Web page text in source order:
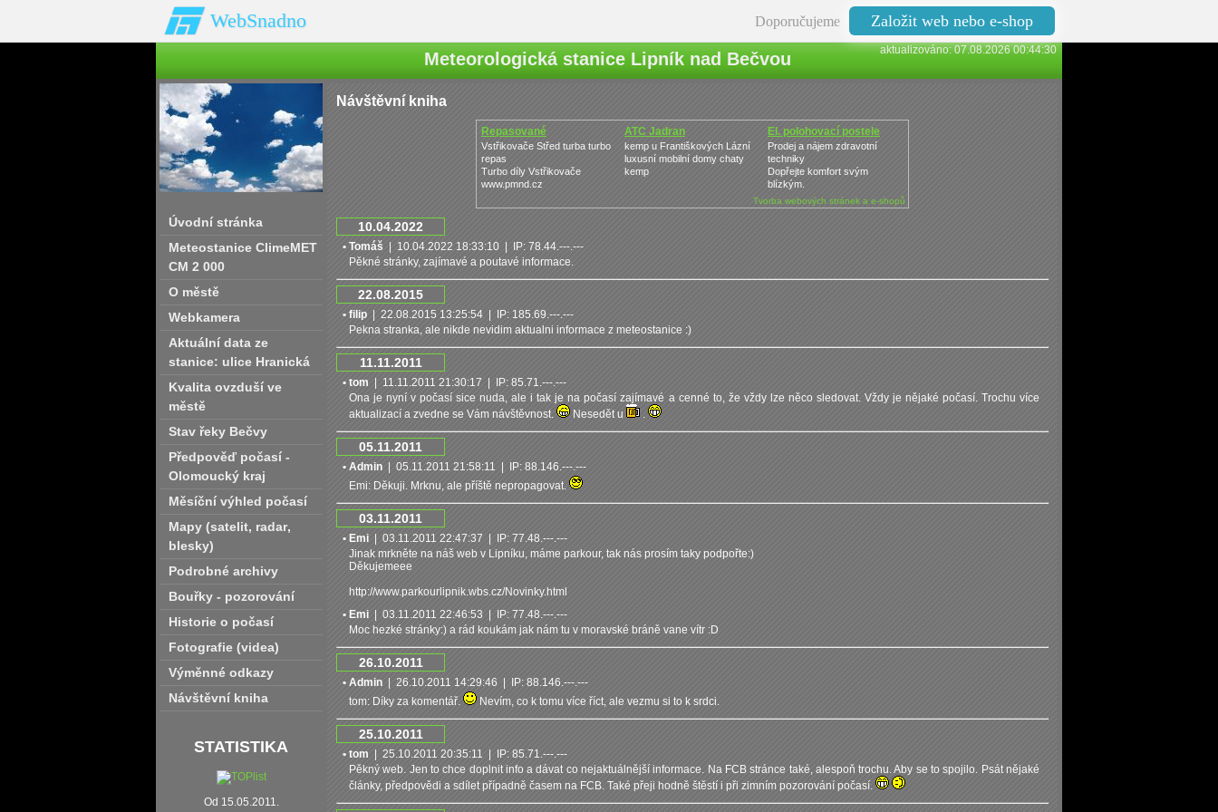
WebSnadno Doporučujeme Založit web nebo e-shop
aktualizováno: 07.08.2026 00:44:30
Meteorologická stanice Lipník nad Bečvou
Úvodní stránka
Meteostanice ClimeMET
CM 2 000
O městě
Webkamera
Aktuální data ze
stanice: ulice Hranická
Kvalita ovzduší ve
městě
Stav řeky Bečvy
Předpověď počasí -
Olomoucký kraj
Měsíční výhled počasí
Mapy (satelit‚ radar‚
blesky)
Podrobné archivy
Bouřky - pozorování
Historie o počasí
Fotografie (videa)
Výměnné odkazy
Návštěvní kniha
STATISTIKA
Od 15.05.2011.
Návštěvní kniha
Repasované
Turbodmychadlo
Vstřikovače Střed turba turbo
repas
Turbo díly Vstřikovače
www.pmnd.cz
ATC Jadran
kemp u Františkových Lázní
luxusní mobilní domy chaty
kemp
El. polohovací postele
Prodej a nájem zdravotní
techniky
Dopřejte komfort svým
blízkým.
Tvorba webových stránek a e-shopů
10.04.2022
• Tomáš | 10.04.2022 18:33:10 | IP: 78.44.---.---
Pěkné stránky, zajímavé a poutavé informace.
22.08.2015
• filip | 22.08.2015 13:25:54 | IP: 185.69.---.---
Pekna stranka, ale nikde nevidim aktualni informace z meteostanice :)
11.11.2011
• tom | 11.11.2011 21:30:17 | IP: 85.71.---.---
Ona je nyní v počasí sice nuda, ale i tak je na počasí zajímavé a cenné to, že vždy lze něco sledovat. Vždy je nějaké počasí. Trochu více
aktualizací a zvedne se Vám návštěvnost.
Nesedět u .
05.11.2011
• Admin | 05.11.2011 21:58:11 | IP: 88.146.---.---
Emi: Děkuji. Mrknu, ale příště nepropagovat.
03.11.2011
• Emi | 03.11.2011 22:47:37 | IP: 77.48.---.---
Jinak mrkněte na náš web v Lipníku, máme parkour, tak nás prosím taky podpořte:)
Děkujemeee
http://www.parkourlipnik.wbs.cz/Novinky.html
• Emi | 03.11.2011 22:46:53 | IP: 77.48.---.---
Moc hezké stránky:) a rád koukám jak nám tu v moravské bráně vane vítr :D
26.10.2011
• Admin | 26.10.2011 14:29:46 | IP: 88.146.---.---
tom: Díky za komentář.
Nevím, co k tomu více říct, ale vezmu si to k srdci.
25.10.2011
• tom | 25.10.2011 20:35:11 | IP: 85.71.---.---
Pěkný web. Jen to chce doplnit info a dávat co nejaktuálnější informace. Na FCB stránce také, alespoň trochu. Aby se to spojilo. Psát nějaké
články, předpovědi a sdílet případně časem na FCB. Také přeji hodně štěstí i při zimním pozorování počasí.